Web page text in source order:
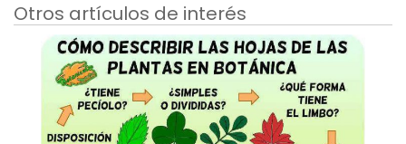
Otros artículos de interés